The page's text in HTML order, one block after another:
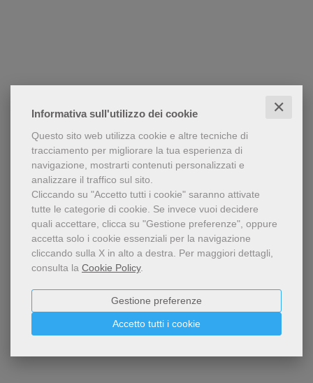
Informativa sull'utilizzo dei cookie ✕
Questo sito web utilizza cookie e altre tecniche di
tracciamento per migliorare la tua esperienza di
navigazione, mostrarti contenuti personalizzati e
analizzare il traffico sul sito.
Cliccando su "Accetto tutti i cookie" saranno attivate
tutte le categorie di cookie. Se invece vuoi decidere
quali accettare, clicca su "Gestione preferenze", oppure
accetta solo i cookie essenziali per la navigazione
cliccando sulla X in alto a destra. Per maggiori dettagli,
consulta la Cookie Policy.
Accetto tutti i cookie
Gestione preferenze